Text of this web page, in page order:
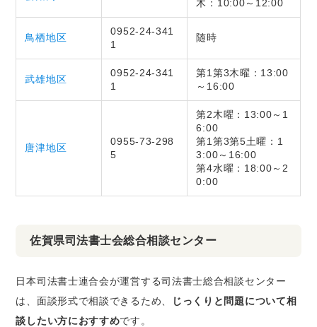
木：10:00～12:00
鳥栖地区
0952-24-341
1
随時
武雄地区
0952-24-341
1
第1第3木曜：13:00
～16:00
唐津地区
0955-73-298
5
第2木曜：13:00～1
6:00
第1第3第5土曜：1
3:00～16:00
第4水曜：18:00～2
0:00
佐賀県司法書士会総合相談センター
日本司法書士連合会が運営する司法書士総合相談センター
は、面談形式で相談できるため、
じっくりと問題について相
談したい方におすすめです。